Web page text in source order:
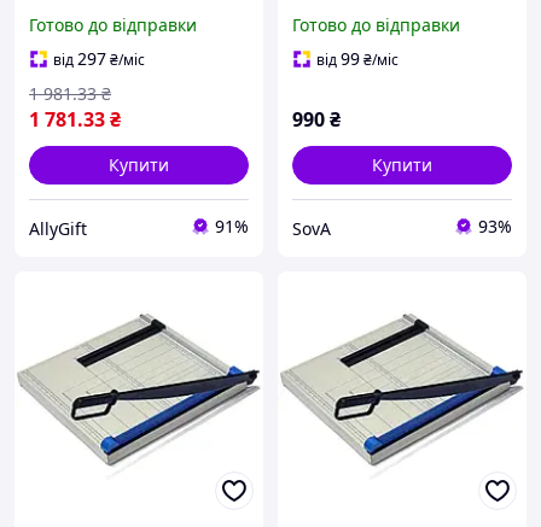
інструмент
Готово до відправки
від297₴/міс
1 781.33₴
1 981.33 ₴
Купити
AllyGift 91%
Готово до відправки
від99₴/міс
990₴
Купити
SovA 93%